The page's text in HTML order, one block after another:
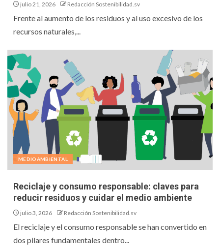
julio 21, 2026 Redacción Sostenibilidad.sv
Frente al aumento de los residuos y al uso excesivo de los
recursos naturales,...
MEDIOAMBIENTAL
Reciclaje y consumo responsable: claves para
reducir residuos y cuidar el medio ambiente
julio 3, 2026 Redacción Sostenibilidad.sv
El reciclaje y el consumo responsable se han convertido en
dos pilares fundamentales dentro...